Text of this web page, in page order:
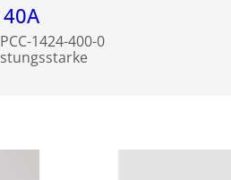
1424-400-0